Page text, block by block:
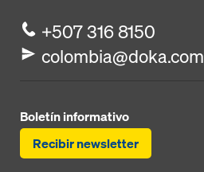
+507 316 8150
colombia@doka.com
Boletín informativo
Recibir newsletter